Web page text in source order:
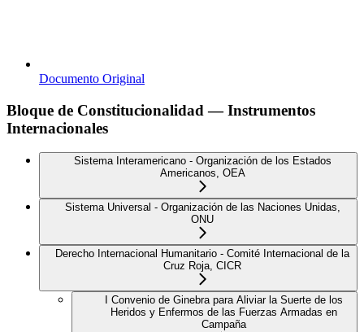
Documento Original
Bloque de Constitucionalidad — Instrumentos
Internacionales
Sistema Interamericano - Organización de los Estados
Americanos, OEA
Sistema Universal - Organización de las Naciones Unidas,
ONU
Derecho Internacional Humanitario - Comité Internacional de la
Cruz Roja, CICR
I Convenio de Ginebra para Aliviar la Suerte de los
Heridos y Enfermos de las Fuerzas Armadas en
Campaña